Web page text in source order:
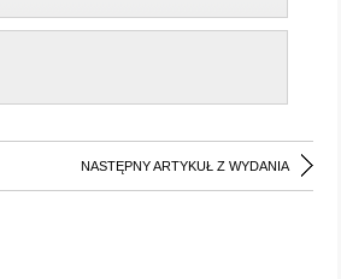
NASTĘPNY ARTYKUŁ Z WYDANIA